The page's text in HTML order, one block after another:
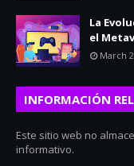
La
el
March
INFORMACIÓN
Este sitio web no
informativo.